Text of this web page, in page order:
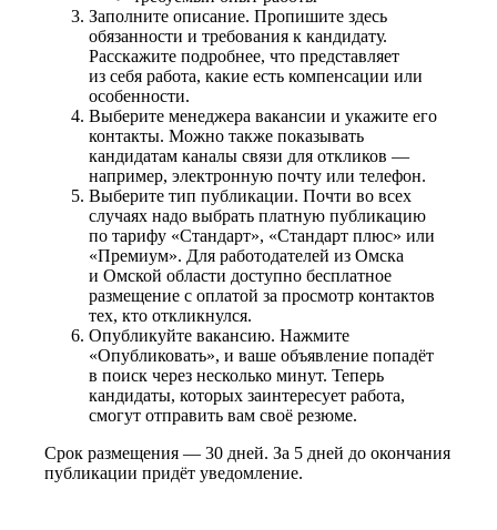
Заполните описание. Пропишите здесь
обязанности и требования к кандидату.
Расскажите подробнее, что представляет
из себя работа, какие есть компенсации или
особенности.
Выберите менеджера вакансии и укажите его
контакты. Можно также показывать
кандидатам каналы связи для откликов —
например, электронную почту или телефон.
Выберите тип публикации. Почти во всех
случаях надо выбрать платную публикацию
по тарифу «Стандарт», «Стандарт плюс» или
«Премиум». Для работодателей из Омска
и Омской области доступно бесплатное
размещение с оплатой за просмотр контактов
тех, кто откликнулся.
Опубликуйте вакансию. Нажмите
«Опубликовать», и ваше объявление попадёт
в поиск через несколько минут. Теперь
кандидаты, которых заинтересует работа,
смогут отправить вам своё резюме.
Срок размещения — 30 дней. За 5 дней до окончания
публикации придёт уведомление.